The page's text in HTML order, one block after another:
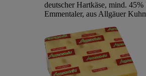
deutscher Hartkäse, mind.
Emmentaler, aus Allgäuer